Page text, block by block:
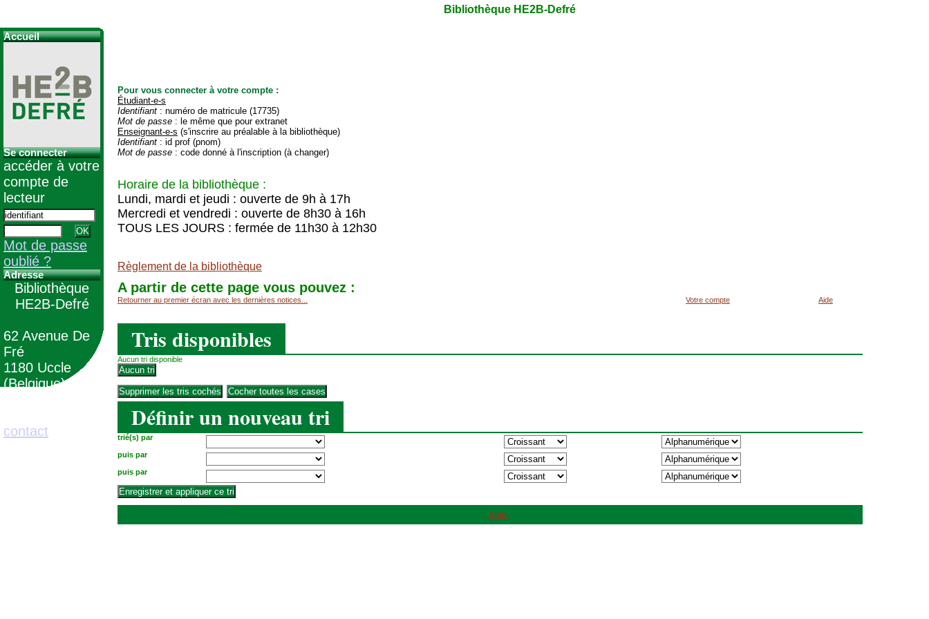
Pour vous connecter à votre compte :
Étudiant-e-s
Identifiant : numéro de matricule (17735)
Mot de passe : le même que pour extranet
Enseignant-e-s (s'inscrire au préalable à la bibliothèque)
Identifiant : id prof (pnom)
Mot de passe : code donné à l'inscription (à changer)
Horaire de la bibliothèque :
Lundi, mardi et jeudi : ouverte de 9h à 17h
Mercredi et vendredi : ouverte de 8h30 à 16h
TOUS LES JOURS : fermée de 11h30 à 12h30
Règlement de la bibliothèque
A partir de cette page vous pouvez :
Retourner au premier écran avec les dernières notices... Votre compte Aide
Tris disponibles
Aucun tri disponible
Définir un nouveau tri
trié(s) par
puis par
puis par
pmb
Bibliothèque HE2B-Defré
Accueil
Se connecter
accéder à votre
compte de
lecteur
Mot de passe
oublié ?
Adresse
Bibliothèque
HE2B-Defré
62 Avenue De
Fré
1180 Uccle
(Belgique)
contact